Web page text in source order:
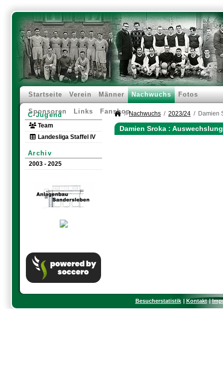
Startseite Verein Männer Nachwuchs Fotos
Sponsoren Links Fanshop
C-Jugend
Team
Landesliga Staffel IV
Archiv
2003 - 2025
Nachwuchs 2023/24 Damien
Damien Sroka :
Besucherstatistik Kontakt